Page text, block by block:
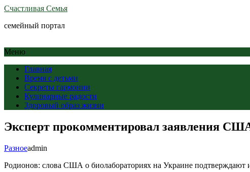
Счастливая Семья
семейный портал
Меню
Главная
Время с детьми
Секреты гармонии
Кулинарные радости
Здоровый образ жизни
Эксперт прокомментировал заявления
Разноеadmin
Родионов: слова США о биолабораториях на Украине